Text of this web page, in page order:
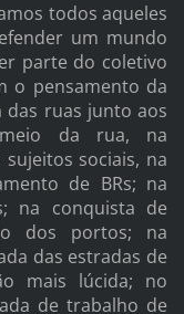
todos aqueles
um mundo
parte do coletivo
o pensamento da
ruas junto aos
da rua, na
sociais, na
de BRs; na
na conquista de
dos portos; na
das estradas de
mais lúcida; no
de trabalho de